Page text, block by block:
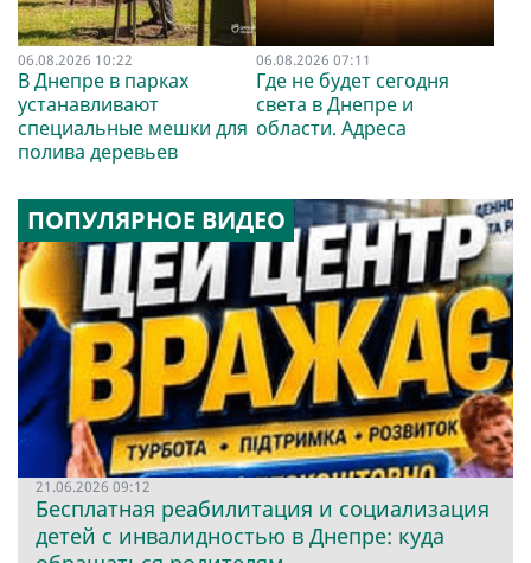
06.08.2026 10:22
В Днепре в парках
устанавливают
специальные мешки для
полива деревьев
06.08.2026 07:11
Где не будет сегодня
света в Днепре и
области. Адреса
ПОПУЛЯРНОЕ ВИДЕО
21.06.2026 09:12
Бесплатная реабилитация и социализация
детей с инвалидностью в Днепре: куда